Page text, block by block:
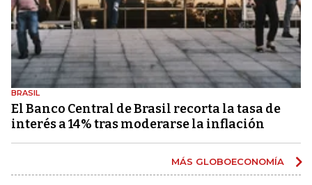
BRASIL
El Banco Central de Brasil recorta la tasa de
interés a 14% tras moderarse la inflación
MÁS GLOBOECONOMÍA